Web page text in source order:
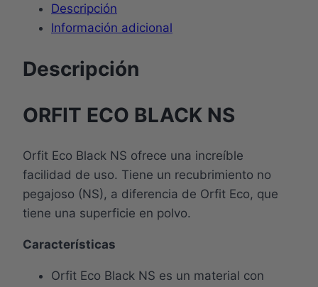
Descripción
Información adicional
Descripción
ORFIT ECO BLACK NS
Orfit Eco Black NS ofrece una increíble
facilidad de uso. Tiene un recubrimiento no
pegajoso (NS), a diferencia de Orfit Eco, que
tiene una superficie en polvo.
Características
Orfit Eco Black NS es un material con